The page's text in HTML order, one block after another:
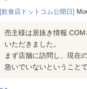
[飲食店ドットコム公開日]
売主様は居抜き情報
いただきました。
まず店舗に訪問し、現在
急いでいないということ